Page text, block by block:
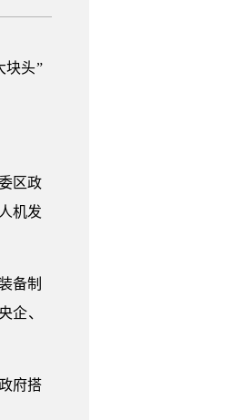
块头”
区政
机发
备制
企、
府搭